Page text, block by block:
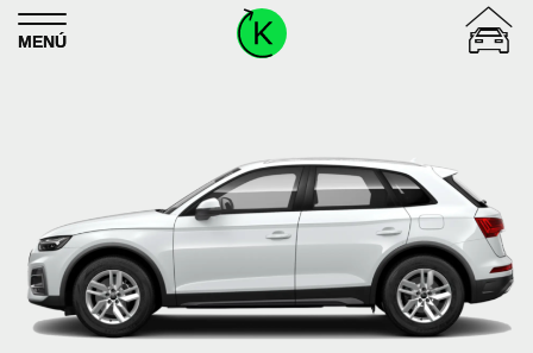
Skip to content
MENÚ